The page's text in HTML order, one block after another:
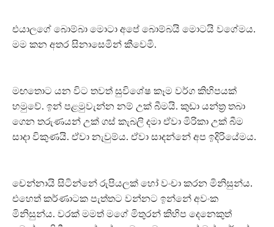
එයාලගේ බොම්බා මොටා අපේ බොම්බයි මොටයි වගේමය.
මම කන අතර සිනාසෙමින් කීවෙමි.
මඟතොට යන විට තවත් සුවිශේෂ කෑම වර්ග කිහිපයක්
හමුවේ. ඉන් පළමුවැන්න නම් උක් බීමයි. කුඩා යන්ත්‍ර තබා
ගෙන තරුණයන් උක් ගස් කැබලි දමා ඒවා මිරිකා උක් බීම
සාදා විකුණයි. ඒවා නැවුම්ය. ඒවා සාදන්නේ අප ඉදිරියේමය.
චෙන්නායි සිටින්නේ රුපියලක් හෝ වංචා කරන මිනිසුන්ය.
එහෙත් කර්ණාටක පැත්තට වන්නට ඉන්නේ අවංක
මිනිසුන්ය. වරක් මමත් මගේ මිතුරන් කිහිප දෙනෙකුත්